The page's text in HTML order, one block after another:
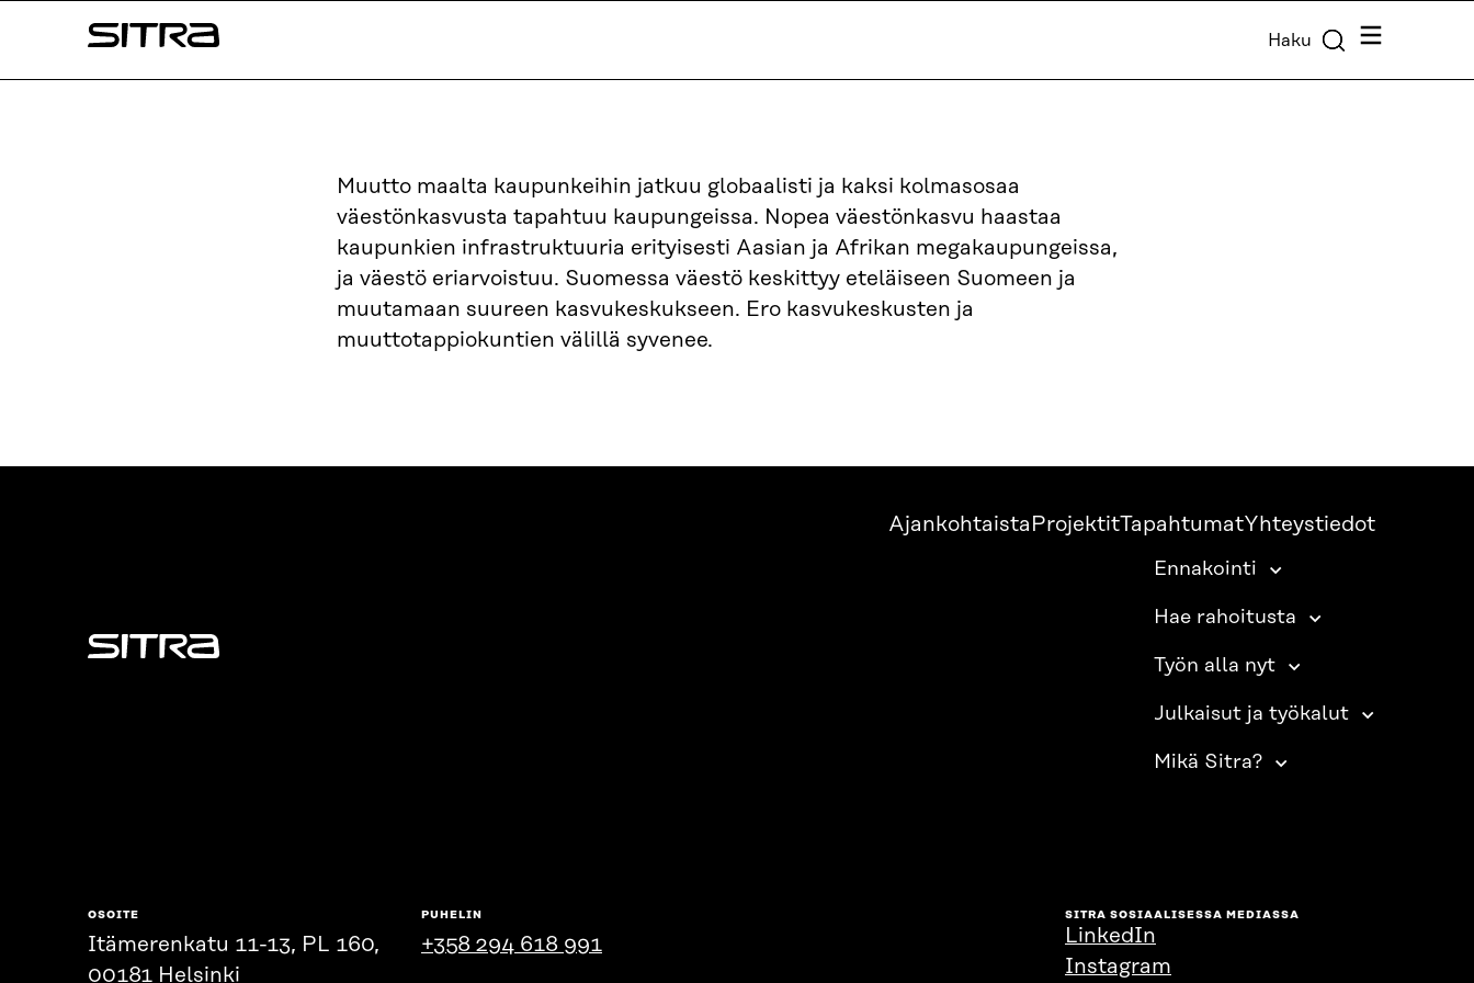
sisältöön
Sitra Haku Valikko
Muutto maalta kaupunkeihin jatkuu globaalisti ja kaksi kolmasosaa
väestönkasvusta tapahtuu kaupungeissa. Nopea väestönkasvu haastaa
kaupunkien infrastruktuuria erityisesti Aasian ja Afrikan megakaupungeissa,
ja väestö eriarvoistuu. Suomessa väestö keskittyy eteläiseen Suomeen ja
muutamaan suureen kasvukeskukseen. Ero kasvukeskusten ja
muuttotappiokuntien välillä syvenee.
Sitra
Ajankohtaista ProjektitTapahtumatYhteystiedot
Ennakointi
Hae rahoitusta
Työn alla nyt
Julkaisut ja työkalut
Mikä Sitra?
OSOITE
Itämerenkatu 11-13, PL 160,
00181 Helsinki
PUHELIN
+358 294 618 991
SITRA SOSIAALISESSA MEDIASSA
LinkedIn
Instagram